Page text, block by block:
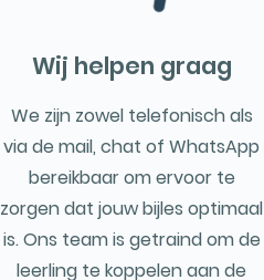
Wij helpen graag
We zijn zowel telefonisch als
via de mail, chat of WhatsApp
bereikbaar om ervoor te
zorgen dat jouw bijles optimaal
is. Ons team is getraind om de
leerling te koppelen aan de